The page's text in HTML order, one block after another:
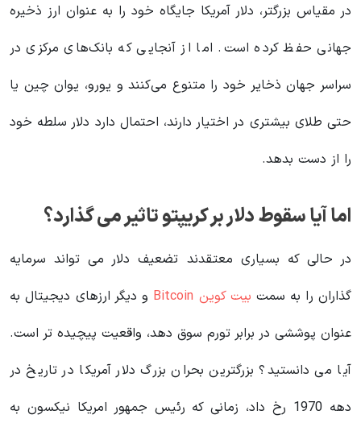
در مقیاس بزرگتر، دلار آمریکا جایگاه خود را به عنوان ارز ذخیره
جهانی حفظ کرده است. اما از آنجایی که بانک‌های مرکزی در
سراسر جهان ذخایر خود را متنوع می‌کنند و یورو، یوان چین یا
حتی طلای بیشتری در اختیار دارند، احتمال دارد دلار سلطه خود
را از دست بدهد.
اما آیا سقوط دلار بر کریپتو تاثیر می گذارد؟
در حالی که بسیاری معتقدند تضعیف دلار می تواند سرمایه
گذاران را به سمت بیت کوین Bitcoin
و دیگر ارزهای دیجیتال به
عنوان پوششی در برابر تورم سوق دهد، واقعیت پیچیده تر است.
آیا می دانستید؟ بزرگترین بحران بزرگ دلار آمریکا در تاریخ در
دهه 1970 رخ داد، زمانی که رئیس جمهور امریکا نیکسون به